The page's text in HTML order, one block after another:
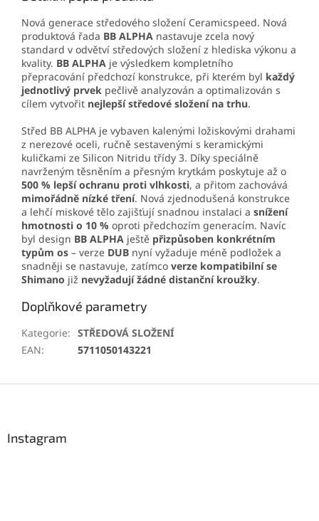
Nová generace středového složení Ceramicspeed. Nová
produktová řada BB ALPHA nastavuje zcela nový
standard v odvětví středových složení z hlediska výkonu a
kvality. BB ALPHA je výsledkem kompletního
přepracování předchozí konstrukce, při kterém byl každý
jednotlivý prvek pečlivě analyzován a optimalizován s
cílem vytvořit nejlepší středové složení na trhu.
Střed BB ALPHA je vybaven kalenými ložiskovými drahami
z nerezové oceli, ručně sestavenými s keramickými
kuličkami ze Silicon Nitridu třídy 3. Díky speciálně
navrženým těsněním a přesným krytkám poskytuje až o
500 % lepší ochranu proti vlhkosti, a přitom zachovává
mimořádně nízké tření. Nová zjednodušená konstrukce
a lehčí miskové tělo zajišťují snadnou instalaci a snížení
hmotnosti o 10 % oproti předchozím generacím. Navíc
byl design BB ALPHA ještě přizpůsoben konkrétním
typům os – verze DUB nyní vyžaduje méně podložek a
snadněji se nastavuje, zatímco verze kompatibilní se
Shimano již nevyžadují žádné distanční kroužky.
Doplňkové parametry
Kategorie: STŘEDOVÁ SLOŽENÍ
EAN: 5711050143221
Instagram